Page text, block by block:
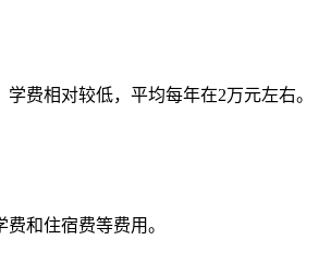
费相对较低，平均每年在2万元左右。
和住宿费等费用。